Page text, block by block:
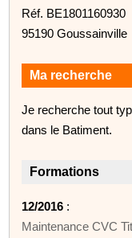
Réf. BE1801160930
95190 Goussainville
Ma recherche
Je recherche tout
dans le Batiment.
Formations
12/2016 :
Maintenance CVC